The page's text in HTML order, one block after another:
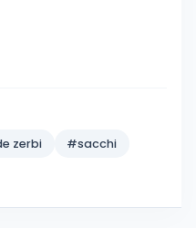
zerbi
#sacchi